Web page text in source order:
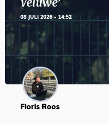
08 JULI 2026 - 14:52
Floris Roos